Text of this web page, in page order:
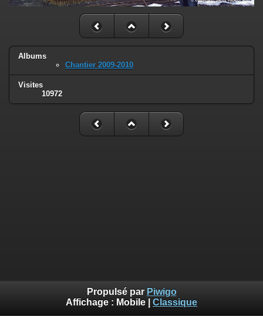
Albums
Chantier 2009-2010
Visites
10972
Propulsé par Piwigo
Affichage : Mobile Classique